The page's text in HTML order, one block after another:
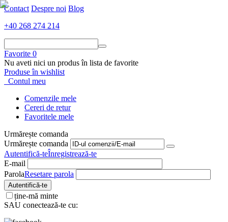
Contact Despre noi Blog
+40 268 274 214
Favorite 0
Nu aveti nici un produs în lista de favorite
Produse în wishlist
Contul meu
Comenzile mele
Cereri de retur
Favoritele mele
Urmărește comanda
Urmărește comanda
Autentifică-teÎnregistrează-te
E-mail
ParolaResetare parola
Autentifică-te
ține-mă minte
SAU conectează-te cu: